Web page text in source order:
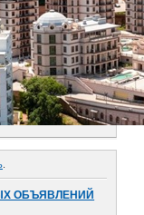
ОБЪЯВЛЕНИЙ